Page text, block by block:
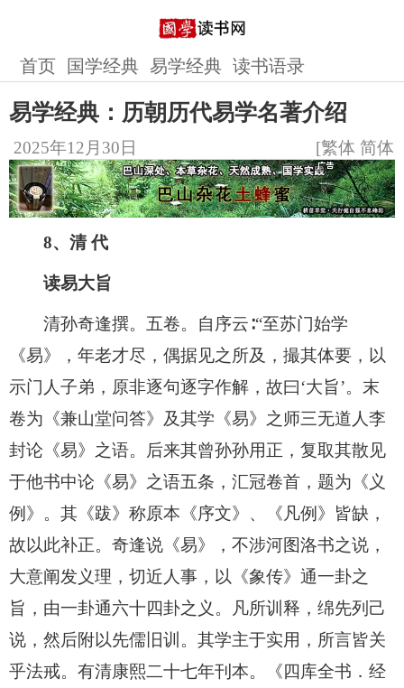
首页 国学经典 易学经典 读书语录
易学经典：历朝历代易学名著介绍
2025年12月30日 [繁体 简体
8、清 代
读易大旨
清孙奇逢撰。五卷。自序云∶“至苏门始学
《易》，年老才尽，偶据见之所及，撮其体要，以
示门人子弟，原非逐句逐字作解，故曰‘大旨’。末
卷为《兼山堂问答》及其学《易》之师三无道人李
封论《易》之语。后来其曾孙孙用正，复取其散见
于他书中论《易》之语五条，汇冠卷首，题为《义
例》。其《跋》称原本《序文》、《凡例》皆缺，
故以此补正。奇逢说《易》，不涉河图洛书之说，
大意阐发义理，切近人事，以《象传》通一卦之
旨，由一卦通六十四卦之义。凡所训释，绵先列己
说，然后附以先儒旧训。其学主于实用，所言皆关
乎法戒。有清康熙二十七年刊本。《四库全书．经